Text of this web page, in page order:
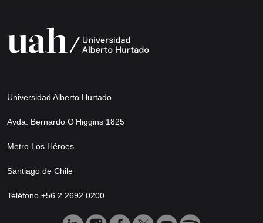
Universidad Alberto Hurtado
Avda. Bernardo O’Higgins 1825
Metro Los Héroes
Santiago de Chile
Teléfono +56 2 2692 0200